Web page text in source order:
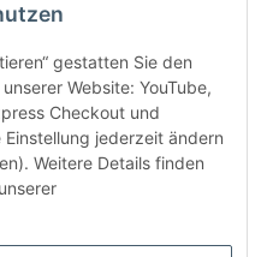
Datenschutzerklärung
gestatten Sie den
Website: YouTube,
Checkout und
jederzeit ändern
Weitere Details finden